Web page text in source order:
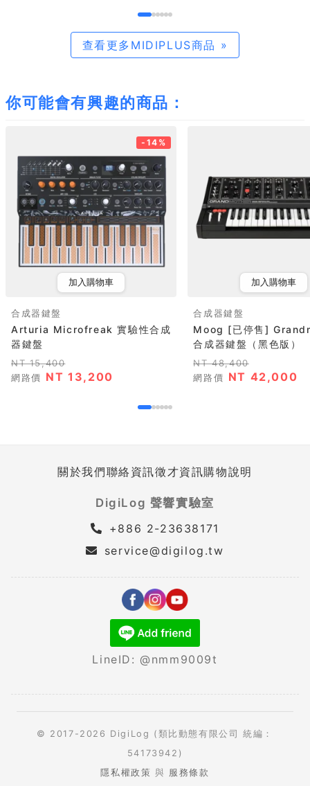
查看更多MIDIPLUS商品 »
你可能會有興趣的商品：
-14%
加入購物車
合成器鍵盤
Arturia Microfreak 實驗性合成
器鍵盤
NT 15,400
網路價 NT 13,200
加入購物車
合成器鍵盤
Moog [已停售]
合成器鍵盤（黑色版）
NT 48,400
網路價 NT 42,000
關於我們聯絡資訊徵才資訊購物說明
DigiLog 聲響實驗室
+886 2-23638171
service@digilog.tw
LineID: @nmm9009t
© 2017-2026 DigiLog (類比動態有限公司 統編：
54173942)
隱私權政策 與 服務條款